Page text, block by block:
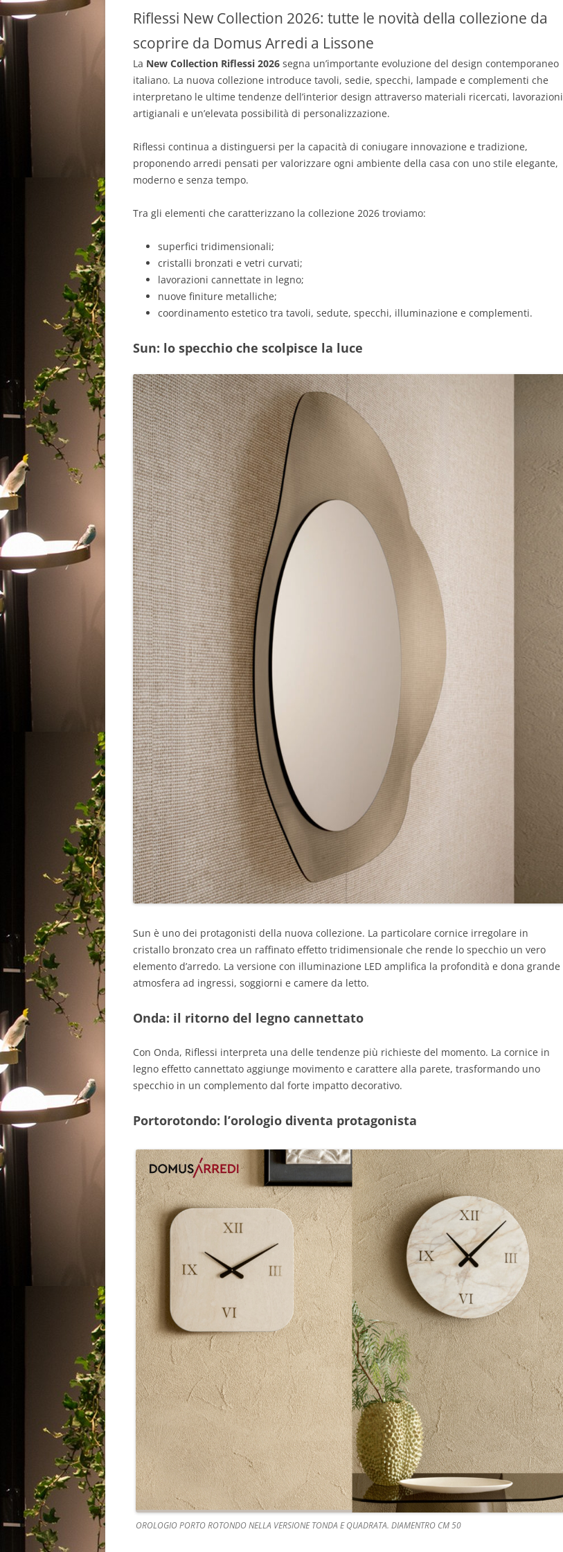
Riflessi New Collection 2026: tutte le novità della collezione da
scoprire da Domus Arredi a Lissone
La New Collection Riflessi 2026 segna un’importante evoluzione del design contemporaneo
italiano. La nuova collezione introduce tavoli, sedie, specchi, lampade e complementi che
interpretano le ultime tendenze dell’interior design attraverso materiali ricercati, lavorazioni
artigianali e un’elevata possibilità di personalizzazione.
Riflessi continua a distinguersi per la capacità di coniugare innovazione e tradizione,
proponendo arredi pensati per valorizzare ogni ambiente della casa con uno stile elegante,
moderno e senza tempo.
Tra gli elementi che caratterizzano la collezione 2026 troviamo:
superfici tridimensionali;
cristalli bronzati e vetri curvati;
lavorazioni cannettate in legno;
nuove finiture metalliche;
coordinamento estetico tra tavoli, sedute, specchi, illuminazione e complementi.
Sun: lo specchio che scolpisce la luce
Sun è uno dei protagonisti della nuova collezione. La particolare cornice irregolare in
cristallo bronzato crea un raffinato effetto tridimensionale che rende lo specchio un vero
elemento d’arredo. La versione con illuminazione LED amplifica la profondità e dona grande
atmosfera ad ingressi, soggiorni e camere da letto.
Onda: il ritorno del legno cannettato
Con Onda, Riflessi interpreta una delle tendenze più richieste del momento. La cornice in
legno effetto cannettato aggiunge movimento e carattere alla parete, trasformando uno
specchio in un complemento dal forte impatto decorativo.
Portorotondo: l’orologio diventa protagonista
OROLOGIO PORTO ROTONDO NELLA VERSIONE TONDA E QUADRATA. DIAMENTRO CM 50